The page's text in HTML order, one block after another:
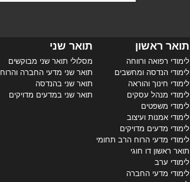
תואר ראשון
לימודי רפואה ורווחה
לימודי הנדסה ומחשבים
לימודי חינוך והוראה
לימודי מנהל עסקים
לימודי משפטים
לימודי אמנות ועיצוב
לימודי מדעים מדויקים
לימודי מדעי הרוח הרב תחומי
תואר ראשון דו חוגי
לימודי ערב
לימודי מדעי החברה
תואר שני
מסלולי תואר שני מבוקשים
תואר שני מדעי החברה והרוח
תואר שני בהנדסה
תואר שני במדעים מדויקים